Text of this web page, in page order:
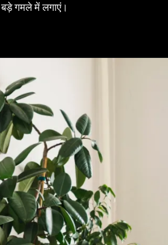
बड़े गमले में लगाएं।